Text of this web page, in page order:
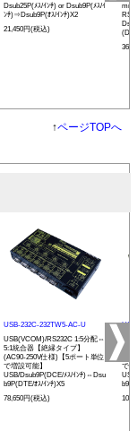
Dsub25P(ﾒｽ/ｲﾝﾁ) or Dsub9P(ﾒｽ/ｲ
ﾝﾁ)⇒Dsub9P(ｵｽ/ｲﾝﾁ)X2
21,450円(税込)
↑ページTOPへ
USB-232C-232TW5-AC-U
USB(VCOM)/RS232C 1:5分配⇔
5:1統合器【絶縁タイプ】
(AC90-250V仕様)【5ポート単位
で増設可能】
USB/Dsub9P(DCE/ﾒｽ/ｲﾝﾁ)⇔Dsu
b9P(DTE/ｵｽ/ｲﾝﾁ)X5
78,650円(税込)
で